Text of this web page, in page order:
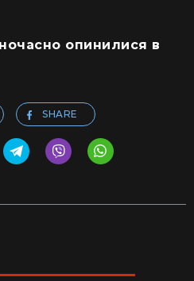
опинилися в
SHARE